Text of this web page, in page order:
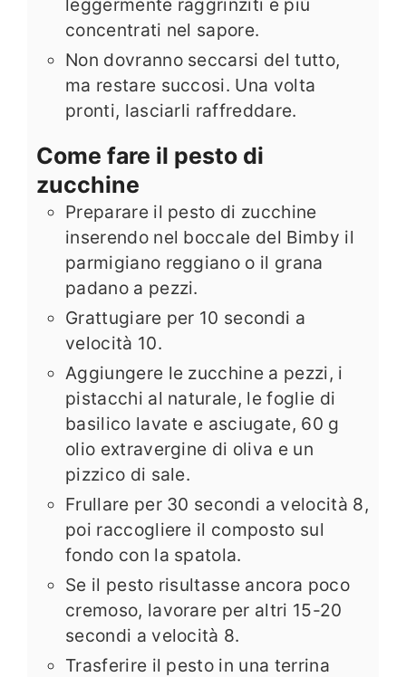
concentrati nel sapore.
Non dovranno seccarsi del tutto,
ma restare succosi. Una volta
pronti, lasciarli raffreddare.
Come fare il pesto di
zucchine
Preparare il pesto di zucchine
inserendo nel boccale del Bimby il
parmigiano reggiano o il grana
padano a pezzi.
Grattugiare per 10 secondi a
velocità 10.
Aggiungere le zucchine a pezzi, i
pistacchi al naturale, le foglie di
basilico lavate e asciugate, 60 g
olio extravergine di oliva e un
pizzico di sale.
Frullare per 30 secondi a velocità 8,
poi raccogliere il composto sul
fondo con la spatola.
Se il pesto risultasse ancora poco
cremoso, lavorare per altri 15-20
secondi a velocità 8.
Trasferire il pesto in una terrina